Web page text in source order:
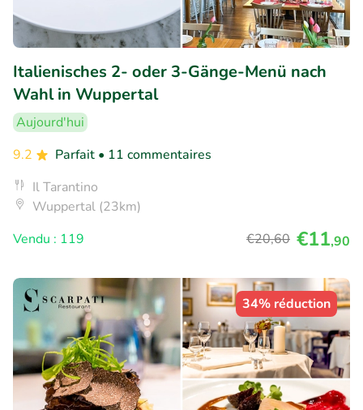
Italienisches 2- oder 3-Gänge-Menü nach
Wahl in Wuppertal
Aujourd'hui
9.2
Parfait • 11 commentaires
Il Tarantino
Wuppertal (23km)
Vendu : 119
€20,60 €11,90
34% réduction